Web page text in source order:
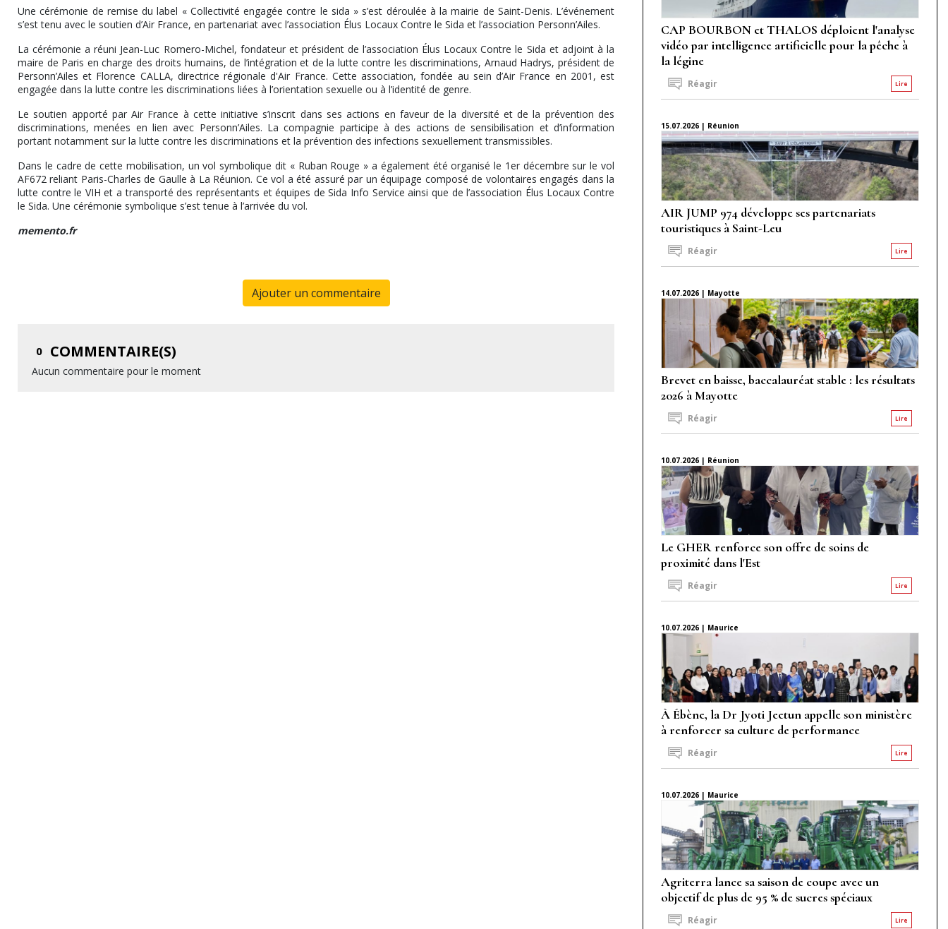
Une cérémonie de remise du label « Collectivité engagée contre le sida » s’est déroulée à la mairie de Saint-Denis. L’événement
s’est tenu avec le soutien d’Air France, en partenariat avec l’association Élus Locaux Contre le Sida et l’association Personn’Ailes.
La cérémonie a réuni Jean-Luc Romero-Michel, fondateur et président de l’association Élus Locaux Contre le Sida et adjoint à la
maire de Paris en charge des droits humains, de l’intégration et de la lutte contre les discriminations, Arnaud Hadrys, président de
Personn’Ailes et Florence CALLA, directrice régionale d'Air France. Cette association, fondée au sein d’Air France en 2001, est
engagée dans la lutte contre les discriminations liées à l’orientation sexuelle ou à l’identité de genre.
Le soutien apporté par Air France à cette initiative s’inscrit dans ses actions en faveur de la diversité et de la prévention des
discriminations, menées en lien avec Personn’Ailes. La compagnie participe à des actions de sensibilisation et d’information
portant notamment sur la lutte contre les discriminations et la prévention des infections sexuellement transmissibles.
Dans le cadre de cette mobilisation, un vol symbolique dit « Ruban Rouge » a également été organisé le 1er décembre sur le vol
AF672 reliant Paris-Charles de Gaulle à La Réunion. Ce vol a été assuré par un équipage composé de volontaires engagés dans la
lutte contre le VIH et a transporté des représentants et équipes de Sida Info Service ainsi que de l’association Élus Locaux Contre
le Sida. Une cérémonie symbolique s’est tenue à l’arrivée du vol.
memento.fr
Ajouter un commentaire
0 COMMENTAIRE(S)
Aucun commentaire pour le moment
CAP BOURBON et THALOS déploient l'analyse
vidéo par intelligence artificielle pour la pêche à
la légine
Lire
Réagir
15.07.2026 | Réunion
AIR JUMP 974 développe ses partenariats
touristiques à Saint-Leu
Lire
Réagir
14.07.2026 | Mayotte
Brevet en baisse, baccalauréat stable : les résultats
2026 à Mayotte
Lire
Réagir
10.07.2026 | Réunion
Le GHER renforce son offre de soins de
proximité dans l'Est
Lire
Réagir
10.07.2026 | Maurice
À Ébène, la Dr Jyoti Jeetun appelle son ministère
à renforcer sa culture de performance
Lire
Réagir
10.07.2026 | Maurice
Agriterra lance sa saison de coupe avec un
objectif de plus de 95 % de sucres spéciaux
Lire
Réagir